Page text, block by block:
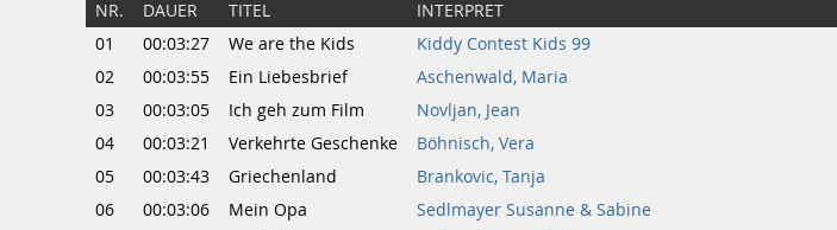
NR. DAUER TITEL INTERPRET
01
00:03:27 We are the Kids Kiddy Contest Kids 99
02
00:03:55 Ein Liebesbrief Aschenwald, Maria
03
00:03:05 Ich geh zum Film Novljan, Jean
04
00:03:21 Verkehrte Geschenke Böhnisch, Vera
05
00:03:43 Griechenland Brankovic, Tanja
06
00:03:06 Mein Opa Sedlmayer Susanne & Sabine